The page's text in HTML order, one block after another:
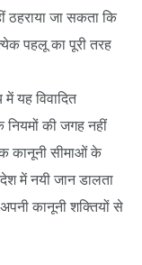
जा सकता कि
पहलू का पूरी तरह
यह विवादित
की जगह नहीं
कानूनी सीमाओं के
में नयी जान डालता
कानूनी शक्तियों से